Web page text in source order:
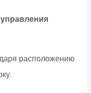
расположению